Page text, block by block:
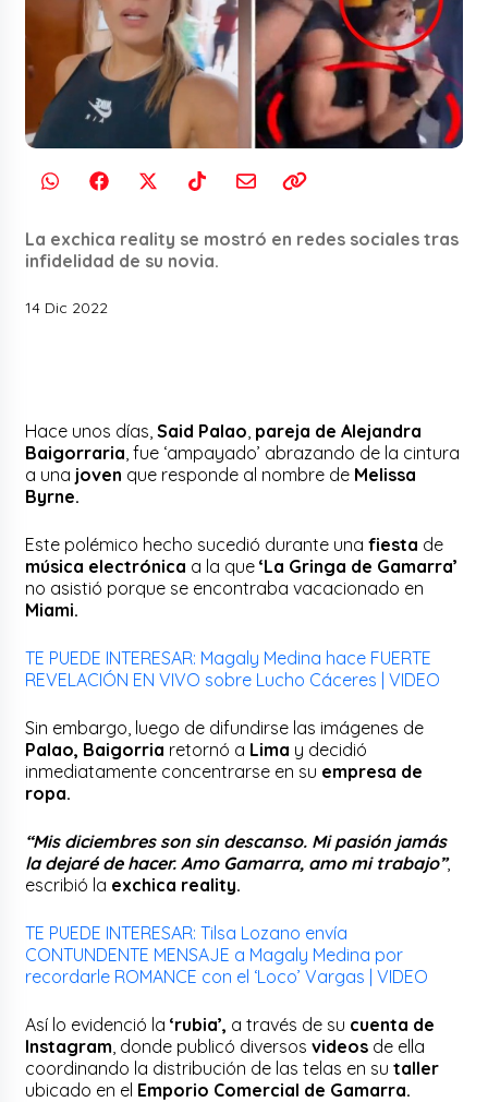
La exchica reality se mostró en redes sociales tras
infidelidad de su novia.
14 Dic 2022
Hace unos días,Said Palao pareja de Alejandra
Baigorraria , fue ‘ampayado’ abrazando de la cintura
a una joven que responde al nombre de Melissa
Byrne.
Este polémico hecho sucedió durante unafiesta de
música electrónica a la que‘La Gringa de Gamarra’
no asistió porque se encontraba vacacionado en
Miami.
TE PUEDE INTERESAR: Magaly Medina hace FUERTE
REVELACIÓN EN VIVO sobre Lucho Cáceres | VIDEO
Sin embargo, luego de difundirse las imágenes de
Palao, Baigorria retornó a Lima y decidió
inmediatamente concentrarse en su empresa de
ropa.
“Mis diciembres son sin descanso. Mi pasión jamás
la dejaré de hacer. Amo Gamarra, amo mi trabajo”,
escribió la exchica reality.
TE PUEDE INTERESAR: Tilsa Lozano envía
CONTUNDENTE MENSAJE a Magaly Medina por
recordarle ROMANCE con el ‘Loco’ Vargas | VIDEO
Así lo evidenció la ‘rubia’, a través de su cuenta de
Instagram , donde publicó diversosvideos de ella
coordinando la distribución de las telas en sutaller
ubicado en el Emporio Comercial de Gamarra.